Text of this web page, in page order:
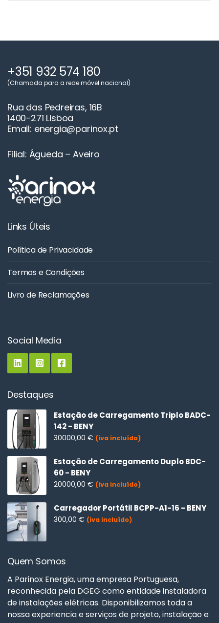
+351 932 574 180
(Chamada para a rede móvel nacional)
Rua das Pedreiras, 16B
1400-271 Lisboa
Email: energia@parinox.pt
Filial: Águeda – Aveiro
Links Úteis
Política de Privacidade
Termos e Condições
Livro de Reclamações
Social Media
Destaques
Estação de Carregamento Triplo BADC-
142 - BENY
30000,00 € (iva incluído)
Estação de Carregamento Duplo BDC-
60 - BENY
20000,00 € (iva incluído)
Carregador Portátil BCPP-A1-16 - BENY
300,00 € (iva incluído)
Quem Somos
A Parinox Energia, uma empresa Portuguesa,
reconhecida pela DGEG como entidade instaladora
de instalações elétricas. Disponibilizamos toda a
nossa experiencia e serviços de projeto, instalação e